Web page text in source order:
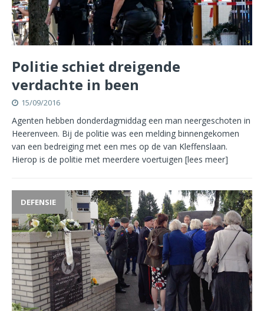
Politie schiet dreigende
verdachte in been
15/09/2016
Agenten hebben donderdagmiddag een man neergeschoten in
Heerenveen. Bij de politie was een melding binnengekomen
van een bedreiging met een mes op de van Kleffenslaan.
Hierop is de politie met meerdere voertuigen [lees meer]
DEFENSIE